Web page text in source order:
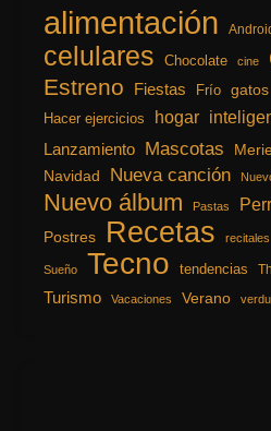
alimentación
celulares Chocolate cine
Estreno Fiestas Frío gatos
Hacer ejercicios hogar
Lanzamiento Mascotas
Navidad Nueva canción
Nuevo álbum Pastas
Postres
Recetas recitales
Sueño Tecno tendencias
Turismo Vacaciones Verano